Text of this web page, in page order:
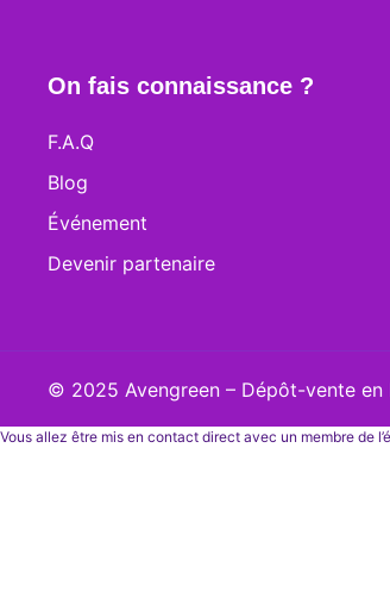
On fais connaissance ?
F.A.Q
Blog
Événement
Devenir partenaire
© 2025 Avengreen – Dépôt-vente en
Vous allez être mis en contact direct avec un membre de